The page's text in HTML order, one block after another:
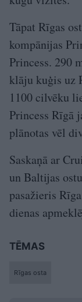
Tāpat Rīgas
kompānijas
Princess. 290
klāju kuģis uz
1100 cilvēku
Princess Rīgā
plānotas vēl
Saskaņā ar
un Baltijas
pasažieris
dienas
TĒMAS
Rīgas osta